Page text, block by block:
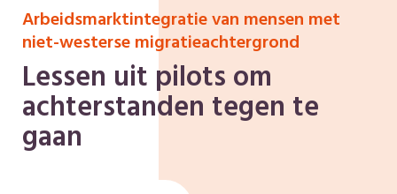
Arbeidsmarktintegratie van mensen met
niet-westerse migratieachtergrond
Lessen uit pilots om
achterstanden tegen te
gaan